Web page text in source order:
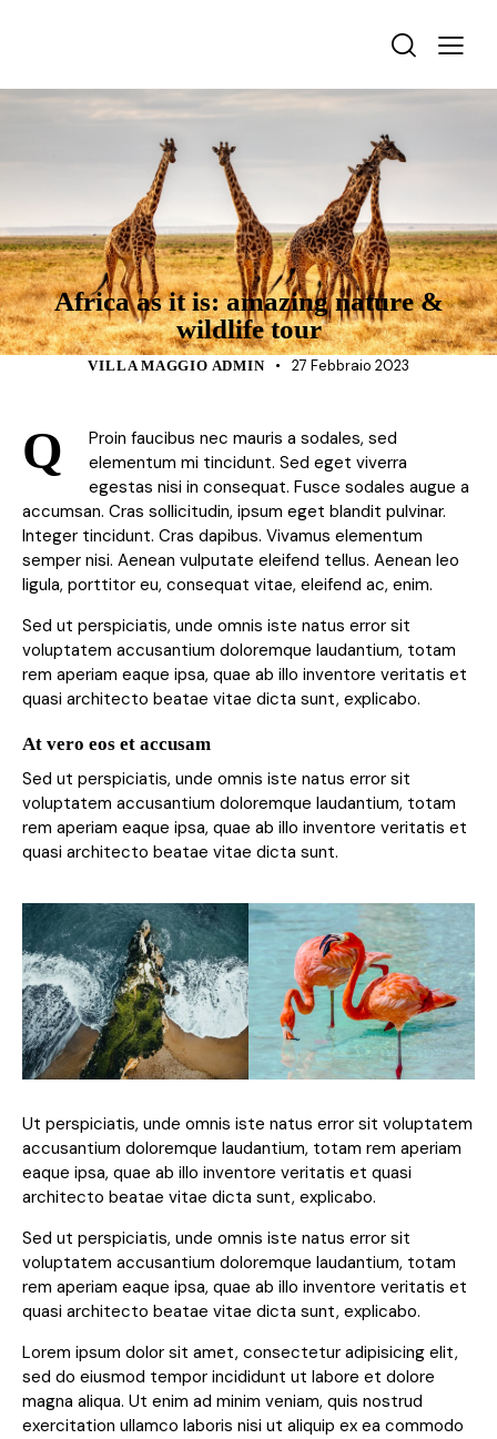
TOURISM
Africa as it is: amazing nature &
wildlife tour
VILLA MAGGIO ADMIN 27 Febbraio 2023
Q
Proin faucibus nec mauris a sodales, sed
elementum mi tincidunt. Sed eget viverra
egestas nisi in consequat. Fusce sodales augue a
accumsan. Cras sollicitudin, ipsum eget blandit pulvinar.
Integer tincidunt. Cras dapibus. Vivamus elementum
semper nisi. Aenean vulputate eleifend tellus. Aenean leo
ligula, porttitor eu, consequat vitae, eleifend ac, enim.
Sed ut perspiciatis, unde omnis iste natus error sit
voluptatem accusantium doloremque laudantium, totam
rem aperiam eaque ipsa, quae ab illo inventore veritatis et
quasi architecto beatae vitae dicta sunt, explicabo.
At vero eos et accusam
Sed ut perspiciatis, unde omnis iste natus error sit
voluptatem accusantium doloremque laudantium, totam
rem aperiam eaque ipsa, quae ab illo inventore veritatis et
quasi architecto beatae vitae dicta sunt.
Ut perspiciatis, unde omnis iste natus error sit voluptatem
accusantium doloremque laudantium, totam rem aperiam
eaque ipsa, quae ab illo inventore veritatis et quasi
architecto beatae vitae dicta sunt, explicabo.
Sed ut perspiciatis, unde omnis iste natus error sit
voluptatem accusantium doloremque laudantium, totam
rem aperiam eaque ipsa, quae ab illo inventore veritatis et
quasi architecto beatae vitae dicta sunt, explicabo.
Lorem ipsum dolor sit amet, consectetur adipisicing elit,
sed do eiusmod tempor incididunt ut labore et dolore
magna aliqua. Ut enim ad minim veniam, quis nostrud
exercitation ullamco laboris nisi ut aliquip ex ea commodo